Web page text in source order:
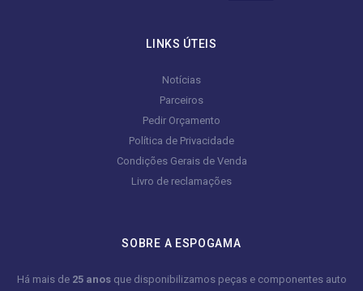
LINKS ÚTEIS
Notícias
Parceiros
Pedir Orçamento
Política de Privacidade
Condições Gerais de Venda
Livro de reclamações
SOBRE A ESPOGAMA
Há mais de 25 anosque disponibilizamos peças e componentes auto